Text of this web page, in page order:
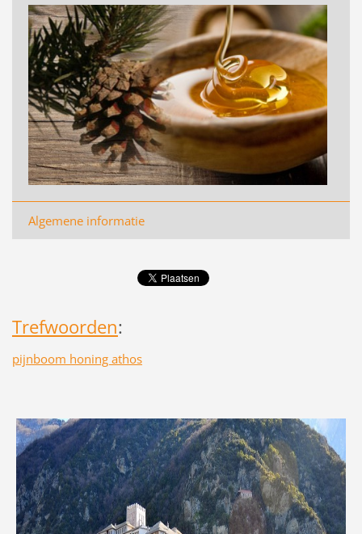
Algemene informatie
Trefwoorden:
pijnboom honing athos